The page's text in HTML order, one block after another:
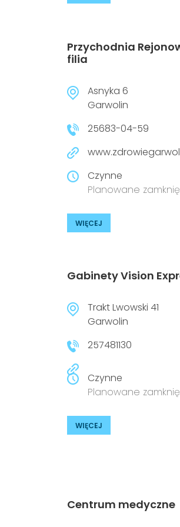
Przychodnia
filia
Asnyka 6
Garwolin
25683-04-59
Czynne
Planowane
WIĘCEJ
Gabinety Vision
Trakt Lwowski 41
Garwolin
257481130
Czynne
Planowane
WIĘCEJ
Centrum medyczne